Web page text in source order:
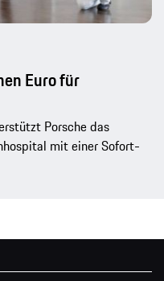
Euro für
Porsche das
mit einer Sofort-